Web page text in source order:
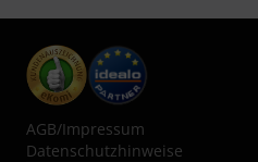
AGB/Impressum
Datenschutzhinweise